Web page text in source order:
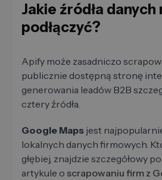
Jakie źródła danych
podłączyć?
Apify może zasadniczo
publicznie dostępną stronę
generowania leadów B2B
cztery źródła.
Google Maps jest
lokalnych danych firmowych.
głębiej, znajdzie szczegółowy
artykule o scrapowaniu firm z